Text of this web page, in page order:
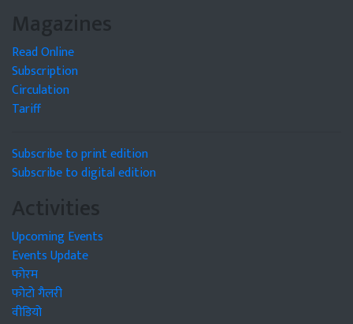
Magazines
Read Online
Subscription
Circulation
Tariff
Subscribe to print edition
Subscribe to digital edition
Activities
Upcoming Events
Events Update
फोरम
फोटो गैलरी
वीडियो